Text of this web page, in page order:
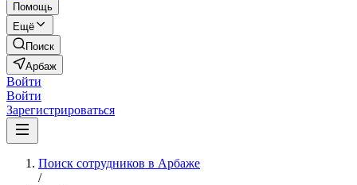
Помощь
Ещё
Поиск
Арбаж
Войти
Войти
Зарегистрироваться
Поиск сотрудников в Арбаже
/